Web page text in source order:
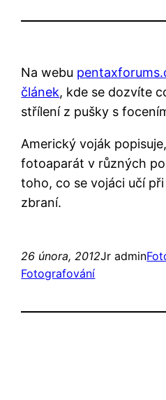
Na webu
článek, kde se dozvíte
střílení z pušky s
Americký voják
fotoaparát v různých
toho, co se vojáci učí
zbraní.
26 února, 2012Jr admin
Fotografování